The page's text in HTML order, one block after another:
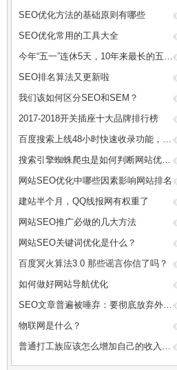
SEO优化方法的基础原则有哪些
SEO优化常用的工具大全
今年“五一”连休5天，10年来最长的五一假期
SEO排名算法又更新啦
我们该如何区分SEO和SEM？
2017-2018开关插座十大品牌排行榜
百度搜索上线48小时快速收录功能，只需3分钟学会它！
搜索引擎蜘蛛爬虫是如何判断网站优质程度？
网站SEO优化中哪些因素影响网站排名
建站半个月，QQ线报网有权重了
网站SEO推广必做的几大方法
网站SEO关键词优化是什么？
百度冥火算法3.0 那些谣言你信了吗？
如何做好网站导航优化
SEO文章普遍被唾弃：要彻底放弃外链建设吗
物联网是什么？
普通打工族应该怎么增加自己的收入？从此不再拿着几千元的‘死工资’